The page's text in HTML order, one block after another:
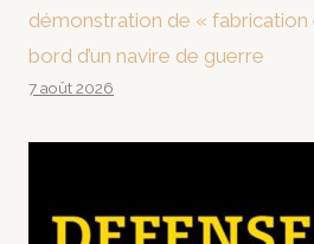
démonstration de « fabrication
bord d’un navire de guerre
7 août 2026